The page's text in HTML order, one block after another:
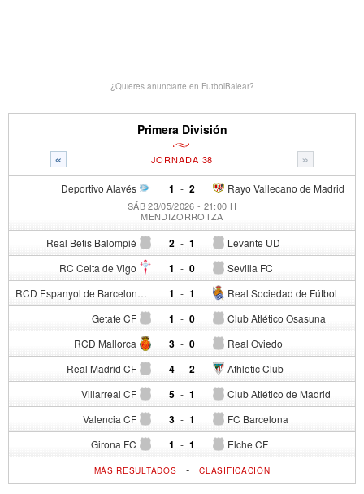
¿Quieres anunciarte en FutbolBalear?
Primera División
« »
JORNADA 38
Deportivo Alavés 1 - Rayo Vallecano de Madrid
2
SÁB 23/05/2026 - 21:00 H
MENDIZORROTZA
Real Betis Balompié 2 - Levante UD
1
RC Celta de Vigo 1 - Sevilla FC
0
RCD Espanyol de Barcelona 1 - Real Sociedad de Fútbol
1
Getafe CF 1 - Club Atlético Osasuna
0
RCD Mallorca 3 - Real Oviedo
0
Real Madrid CF 4 - Athletic Club
2
Villarreal CF 5 - Club Atlético de Madrid
1
Valencia CF 3 - FC Barcelona
1
Girona FC 1 - Elche CF
1
MÁS RESULTADOS -CLASIFICACIÓN